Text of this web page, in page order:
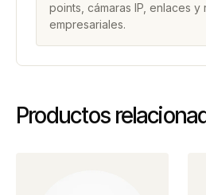
points, cámaras IP, enlaces y
empresariales.
Productos